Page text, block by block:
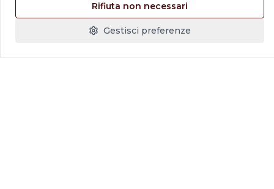
Rifiuta non necessari
Gestisci preferenze